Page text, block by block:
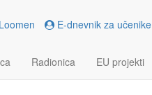
Loomen E-dnevnik za učenike
Radionica EU projekti